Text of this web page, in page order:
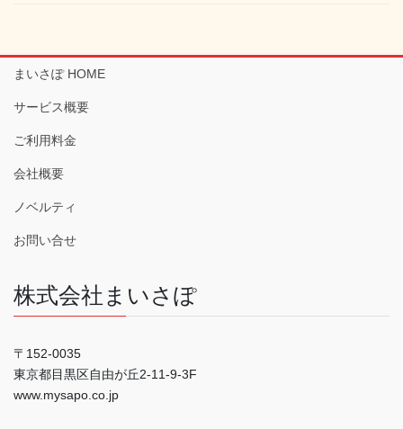
まいさぽ HOME
サービス概要
ご利用料金
会社概要
ノベルティ
お問い合せ
株式会社まいさぽ
〒152-0035
東京都目黒区自由が丘2-11-9-3F
www.mysapo.co.jp